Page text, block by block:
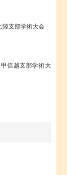
陸支部学術大会
信越支部学術大